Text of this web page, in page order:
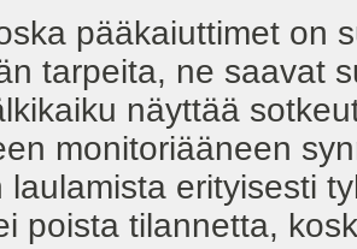
pääkaiuttimet on
tarpeita, ne saavat
näyttää
monitoriääneen
laulamista erityisesti
poista tilannetta,